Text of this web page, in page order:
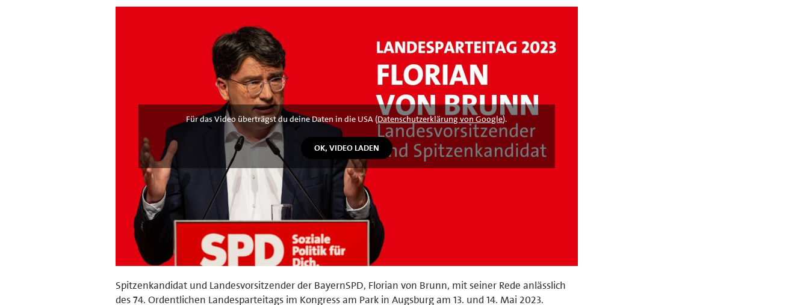
Für das Video überträgst du deine Daten in die USA (Datenschutzerklärung von Google).
Spitzenkandidat und Landesvorsitzender der BayernSPD, Florian von Brunn, mit seiner Rede anlässlich
des 74. Ordentlichen Landesparteitags im Kongress am Park in Augsburg am 13. und 14. Mai 2023.